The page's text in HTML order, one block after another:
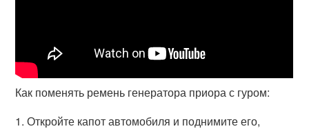
Как поменять ремень генератора приора с гуром:
1. Откройте капот автомобиля и поднимите его,